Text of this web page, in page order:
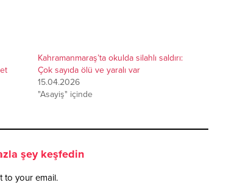
Kahramanmaraş’ta okulda silahlı saldırı:
Çok sayıda ölü ve yaralı var
15.04.2026
"Asayiş" içinde
şey keşfedin
to your email.